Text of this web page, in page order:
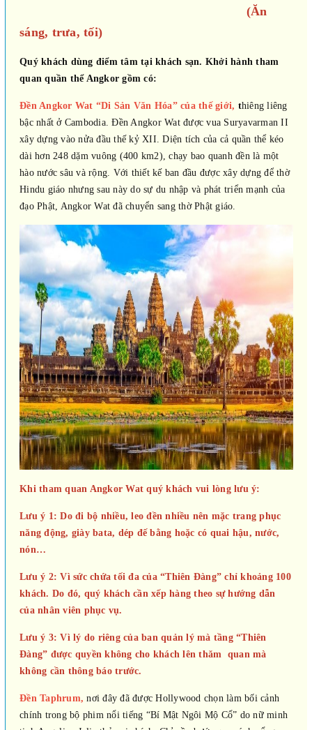
(Ăn
sáng, trưa, tối)
Quý khách dùng điểm tâm tại khách sạn. Khởi hành tham
quan quần thể Angkor gồm có:
Đền Angkor Wat “Di Sản Văn Hóa” của thế giới, thiêng liêng
bậc nhất ở Cambodia. Đền Angkor Wat được vua Suryavarman II
xây dựng vào nửa đầu thế kỷ XII. Diện tích của cả quần thể kéo
dài hơn 248 dặm vuông (400 km2), chạy bao quanh đền là một
hào nước sâu và rộng. Với thiết kế ban đầu được xây dựng để thờ
Hindu giáo nhưng sau này do sự du nhập và phát triển mạnh của
đạo Phật, Angkor Wat đã chuyển sang thờ Phật giáo.
Khi tham quan Angkor Wat quý khách vui lòng lưu ý:
Lưu ý 1: Do đi bộ nhiều, leo đền nhiều nên mặc trang phục
năng động, giày bata, dép đế bằng hoặc có quai hậu, nước,
nón…
Lưu ý 2: Vì sức chứa tối đa của “Thiên Đàng” chỉ khoảng 100
khách. Do đó, quý khách cần xếp hàng theo sự hướng dẫn
của nhân viên phục vụ.
Lưu ý 3: Vì lý do riêng của ban quản lý mà tầng “Thiên
Đàng” được quyền không cho khách lên thăm quan mà
không cần thông báo trước.
Đền Taphrum, nơi đây đã được Hollywood chọn làm bối cảnh
chính trong bộ phim nổi tiếng “Bí Mật Ngôi Mộ Cổ” do nữ minh